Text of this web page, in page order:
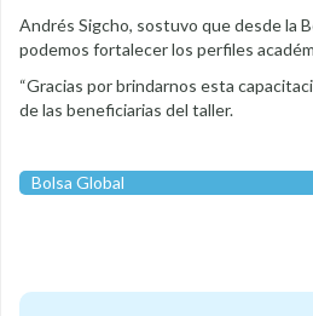
Andrés Sigcho, sostuvo que desde la
podemos fortalecer los perfiles
“Gracias por brindarnos esta
de las beneficiarias del taller.
Bolsa Global